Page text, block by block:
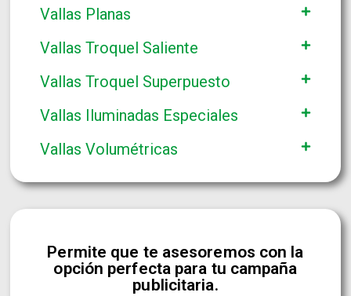
Vallas Planas
Vallas Troquel Saliente
Vallas Troquel Superpuesto
Vallas Iluminadas Especiales
Vallas Volumétricas
Permite que te asesoremos con la
opción perfecta para tu campaña
publicitaria.